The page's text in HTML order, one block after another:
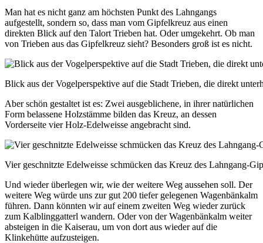
Man hat es nicht ganz am höchsten Punkt des Lahngangs
aufgestellt, sondern so, dass man vom Gipfelkreuz aus einen
direkten Blick auf den Talort Trieben hat. Oder umgekehrt. Ob man
von Trieben aus das Gipfelkreuz sieht? Besonders groß ist es nicht.
Blick aus der Vogelperspektive auf die Stadt Trieben, die direkt
Aber schön gestaltet ist es: Zwei ausgeblichene, in ihrer natürlichen
Form belassene Holzstämme bilden das Kreuz, an dessen
Vorderseite vier Holz-Edelweisse angebracht sind.
Vier geschnitzte Edelweisse schmücken das Kreuz des Lahngang-
Und wieder überlegen wir, wie der weitere Weg aussehen soll. Der
weitere Weg würde uns zur gut 200 tiefer gelegenen Wagenbänkalm
führen. Dann könnten wir auf einem zweiten Weg wieder zurück
zum Kalblinggatterl wandern. Oder von der Wagenbänkalm weiter
absteigen in die Kaiserau, um von dort aus wieder auf die
Klinkehütte aufzusteigen.